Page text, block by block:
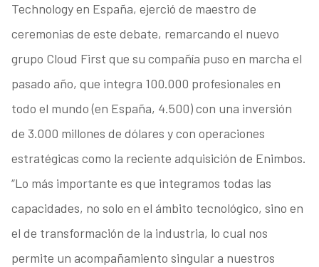
Technology en España, ejerció de maestro de
ceremonias de este debate, remarcando el nuevo
grupo Cloud First que su compañía puso en marcha el
pasado año, que integra 100.000 profesionales en
todo el mundo (en España, 4.500) con una inversión
de 3.000 millones de dólares y con operaciones
estratégicas como la reciente adquisición de Enimbos.
“Lo más importante es que integramos todas las
capacidades, no solo en el ámbito tecnológico, sino en
el de transformación de la industria, lo cual nos
permite un acompañamiento singular a nuestros